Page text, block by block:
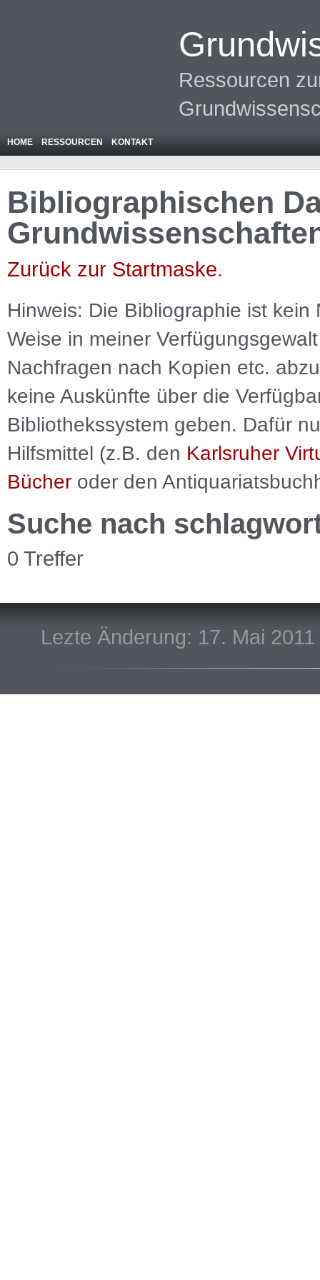
Ressourcen
HOME RESSOURCEN KONTAKT
Bibliographischen
Zurück zur Startmaske.
Hinweis: Die Bibliographie ist kein
Weise in meiner
Nachfragen nach Kopien etc.
keine Auskünfte über die
Bibliothekssystem geben. Dafür
Hilfsmittel (z.B. den Karlsruher
Bücher oder den
Suche nach
0 Treffer
Lezte Änderung: 17. Mai